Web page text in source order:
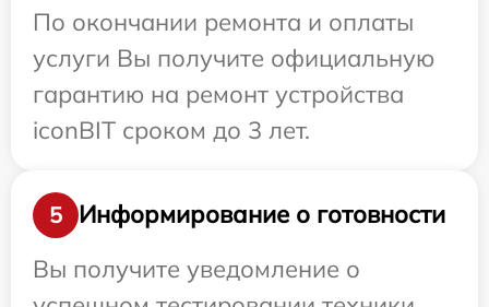
По окончании ремонта и оплаты
услуги Вы получите официальную
гарантию на ремонт устройства
iconBIT сроком до 3 лет.
5
Информирование о готовности
Вы получите уведомление о